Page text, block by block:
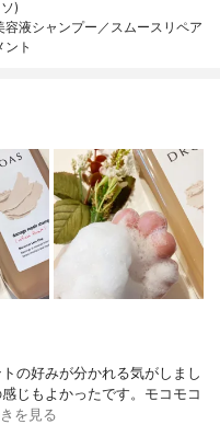
)
液シャンプー／スムースリペア
ント
の好みが分かれる気がしまし
じもよかったです。モコモコ
を見る